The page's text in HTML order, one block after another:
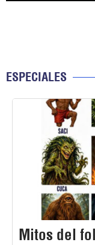
ESPECIALES
Mitos del